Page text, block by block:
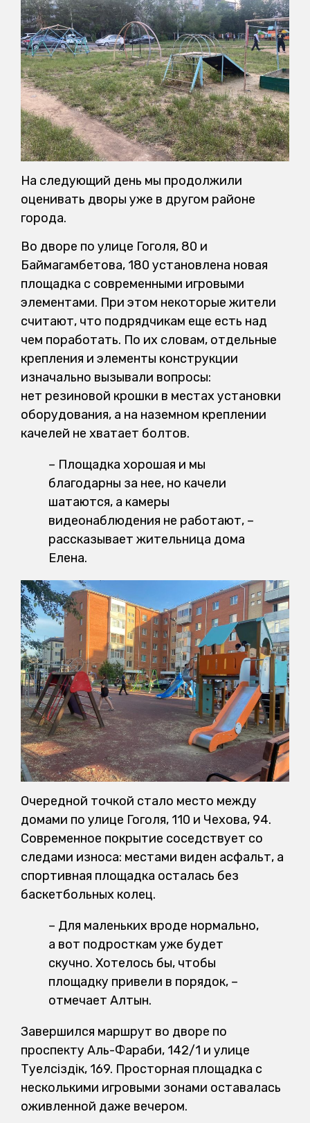
На следующий день мы продолжили
оценивать дворы уже в другом районе
города.
Во дворе по улице Гоголя, 80 и
Баймагамбетова, 180 установлена новая
площадка с современными игровыми
элементами. При этом некоторые жители
считают, что подрядчикам еще есть над
чем поработать. По их словам, отдельные
крепления и элементы конструкции
изначально вызывали вопросы:
нет резиновой крошки в местах установки
оборудования, а на наземном креплении
качелей не хватает болтов.
– Площадка хорошая и мы
благодарны за нее, но качели
шатаются, а камеры
видеонаблюдения не работают, –
рассказывает жительница дома
Елена.
Очередной точкой стало место между
домами по улице Гоголя, 110 и Чехова, 94.
Современное покрытие соседствует со
следами износа: местами виден асфальт, а
спортивная площадка осталась без
баскетбольных колец.
– Для маленьких вроде нормально,
а вот подросткам уже будет
скучно. Хотелось бы, чтобы
площадку привели в порядок, –
отмечает Алтын.
Завершился маршрут во дворе по
проспекту Аль-Фараби, 142/1 и улице
Тәуелсіздік, 169. Просторная площадка с
несколькими игровыми зонами оставалась
оживленной даже вечером.